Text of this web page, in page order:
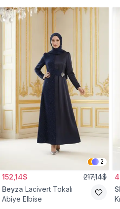
2
152,14$ 217,14$
Beyza Lacivert Tokalı
Abiye Elbise